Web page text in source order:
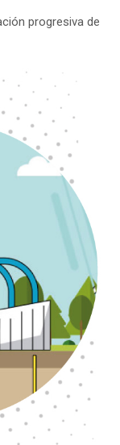
progresiva de